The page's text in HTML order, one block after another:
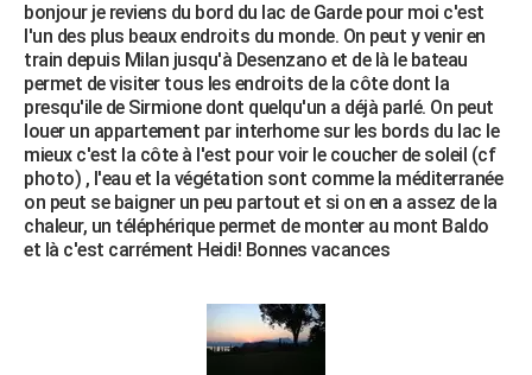
FORUM
Bricolage
Lifestyle
Culture
Sport
Auto
Television
Voyage
Cinema
bonjour je reviens du bord du lac de Garde pour moi c'est
l'un des plus beaux endroits du monde. On peut y venir en
train depuis Milan jusqu'à Desenzano et de là le bateau
permet de visiter tous les endroits de la côte dont la
presqu'ile de Sirmione dont quelqu'un a déjà parlé. On peut
louer un appartement par interhome sur les bords du lac le
mieux c'est la côte à l'est pour voir le coucher de soleil (cf
photo) , l'eau et la végétation sont comme la méditerranée
on peut se baigner un peu partout et si on en a assez de la
chaleur, un téléphérique permet de monter au mont Baldo
et là c'est carrément Heidi! Bonnes vacances